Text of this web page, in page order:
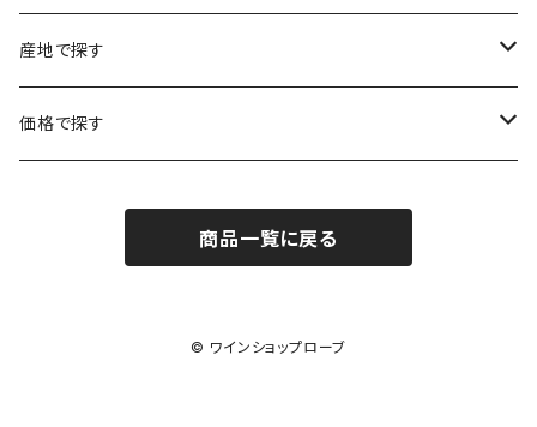
シャルル・エドシック
ジャン・ラルマン
ロワール
コトーシャンプノワ
スロヴァキア
オーストリア
ロワール
チリ
アメリカ
福袋
シャンパーニュセット
産地で探す
アメリカ
価格で探す
3,000円～4,999円
商品一覧に戻る
© ワインショップローブ